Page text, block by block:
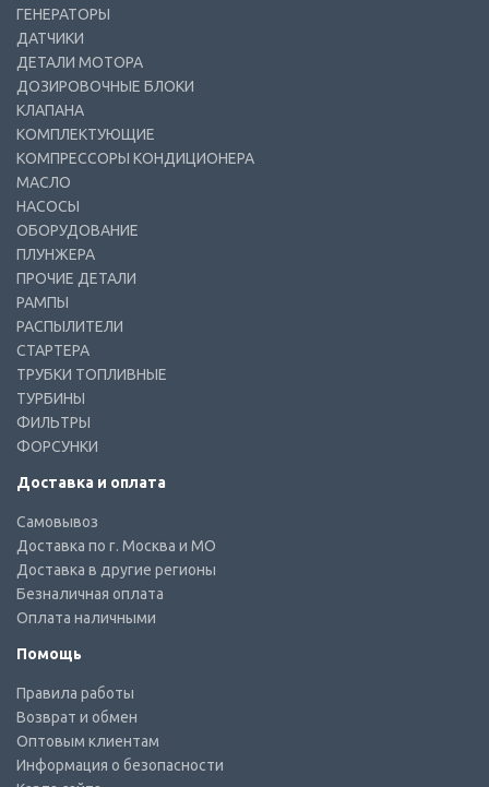
ГЕНЕРАТОРЫ
ДАТЧИКИ
ДЕТАЛИ МОТОРА
ДОЗИРОВОЧНЫЕ БЛОКИ
КЛАПАНА
КОМПЛЕКТУЮЩИЕ
КОМПРЕССОРЫ КОНДИЦИОНЕРА
МАСЛО
НАСОСЫ
ОБОРУДОВАНИЕ
ПЛУНЖЕРА
ПРОЧИЕ ДЕТАЛИ
РАМПЫ
РАСПЫЛИТЕЛИ
СТАРТЕРА
ТРУБКИ ТОПЛИВНЫЕ
ТУРБИНЫ
ФИЛЬТРЫ
ФОРСУНКИ
Доставка и оплата
Самовывоз
Доставка по г. Москва и МО
Доставка в другие регионы
Безналичная оплата
Оплата наличными
Помощь
Правила работы
Возврат и обмен
Оптовым клиентам
Информация о безопасности